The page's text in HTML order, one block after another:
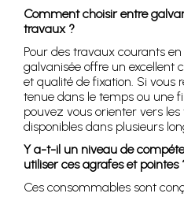
Comment choisir entre
travaux ?
Pour des travaux courants
galvanisée offre un excellent
et qualité de fixation. Si vous
tenue dans le temps ou une
pouvez vous orienter vers
disponibles dans plusieurs
Y a-t-il un niveau de
utiliser ces agrafes et pointes
Ces consommables sont